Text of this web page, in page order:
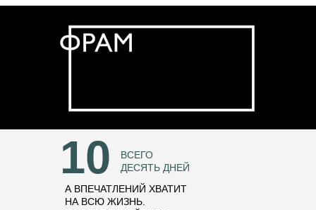
А ВПЕЧАТЛЕНИЙ ХВАТИТ
НА ВСЮ ЖИЗНЬ.
10
ВСЕГО
ДЕСЯТЬ ДНЕЙ